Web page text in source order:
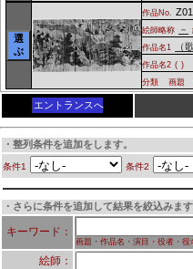
選
ぶ
作品No.
絵師略称 －
作品名1 （
作品名2 ( )
分類
画題
エントランスへ
・整列条件を追加をします。
条件1 条件2
・さらに条件を追加して結果を絞込みます
キーワード：
画題・作品名・演目・役者・役
絵師：